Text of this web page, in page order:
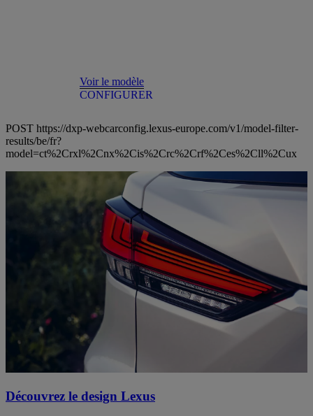
Voir le modèle
CONFIGURER
POST https://dxp-webcarconfig.lexus-europe.com/v1/model-filter-
results/be/fr?
model=ct%2Crxl%2Cnx%2Cis%2Crc%2Crf%2Ces%2Cll%2Cux
Découvrez le design Lexus